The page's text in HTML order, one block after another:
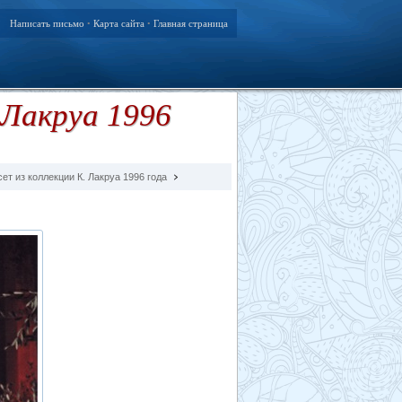
Написать письмо • Карта сайта • Главная страница
1996
из коллекции К. Лакруа 1996 года